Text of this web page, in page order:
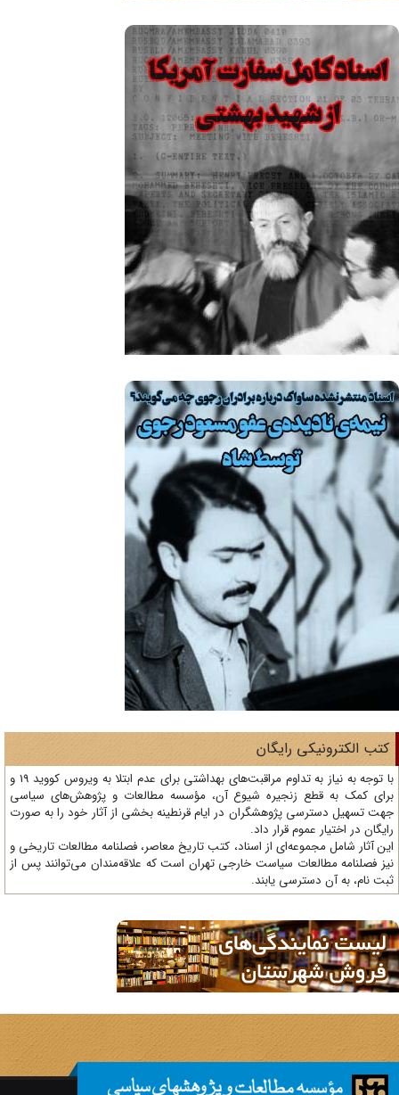
الکترونیکی رایگان
با توجه به نیاز به تداوم مراقبت‌های بهداشتی برای عدم ابتلا به ویروس کووید 19 و
کمک به قطع زنجیره شیوع آن، مؤسسه مطالعات و پژوهش‌های سیاسی
تسهیل دسترسی پژوهشگران در ایام قرنطینه بخشی از آثار خود را به صورت
در اختیار عموم قرار داد.
آثار شامل مجموعه‌ای از اسناد، کتب تاریخ معاصر، فصلنامه‌ مطالعات تاریخی و
فصلنامه مطالعات سیاست خارجی تهران است که علاقه‌مندان می‌توانند پس از
نام، به آن دسترسی یابند.